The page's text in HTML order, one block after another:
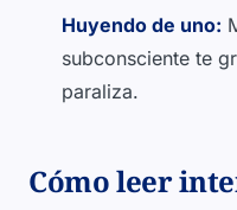
Huyendo de uno:
subconsciente te
paraliza.
Cómo leer